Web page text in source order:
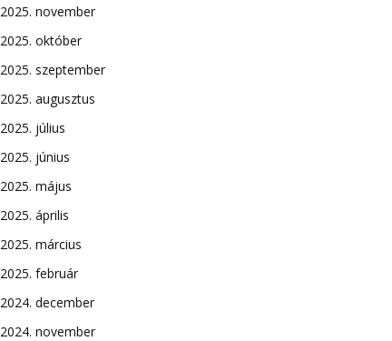
2025. november
2025. október
2025. szeptember
2025. augusztus
2025. július
2025. június
2025. május
2025. április
2025. március
2025. február
2024. december
2024. november